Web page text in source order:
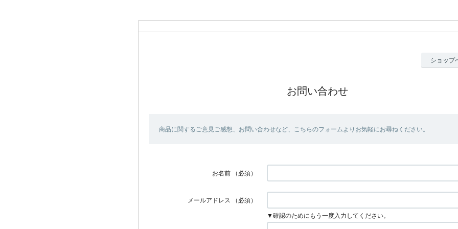
ショップ
お問い合わせ
商品に関するご意見ご感想、お問い合わせなど、こちらのフォームよりお気軽にお尋ねください。
お名前 （必須）
メールアドレス
（必須）
▼確認のためにもう一度入力してください。